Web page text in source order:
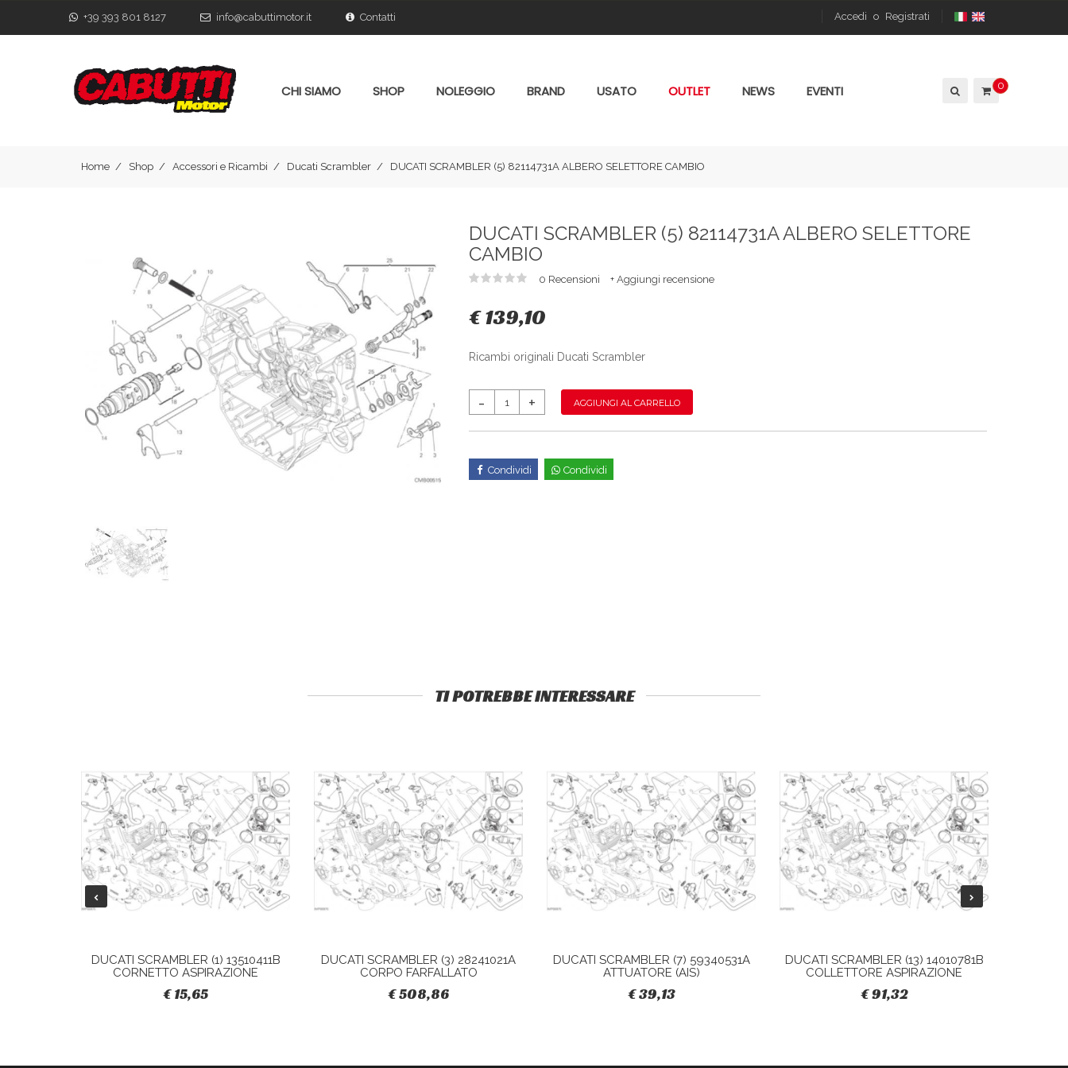
+39 393 801 8127 info@cabuttimotor.it Contatti Accedi o Registrati
0
CHI SIAMO SHOP NOLEGGIO BRAND USATO OUTLET NEWS EVENTI
Home Shop Accessori e Ricambi Ducati Scrambler DUCATI SCRAMBLER (5) 82114731A ALBERO SELETTORE CAMBIO
DUCATI SCRAMBLER (5) 82114731A ALBERO SELETTORE
CAMBIO
0 Recensioni + Aggiungi recensione
€ 139,10
Ricambi originali Ducati Scrambler
AGGIUNGI AL CARRELLO
Condividi Condividi
TI POTREBBE INTERESSARE
DUCATI SCRAMBLER (1) 13510411B
CORNETTO ASPIRAZIONE
€ 15,65
DUCATI SCRAMBLER (3) 28241021A
CORPO FARFALLATO
€ 508,86
DUCATI SCRAMBLER (7) 59340531A
ATTUATORE (AIS)
€ 39,13
DUCATI SCRAMBLER (13) 14010781B
COLLETTORE ASPIRAZIONE
€ 91,32